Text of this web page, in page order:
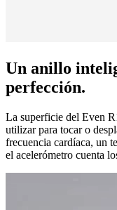
Un anillo
perfección.
La superficie del Even
utilizar para tocar o
frecuencia cardíaca, un
el acelerómetro cuenta